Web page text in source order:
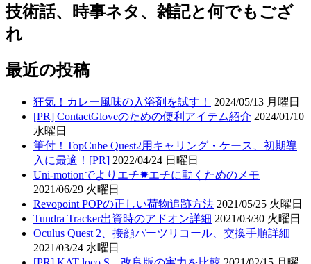
技術話、時事ネタ、雑記と何でもござ
れ
最近の投稿
狂気！カレー風味の入浴剤を試す！
2024/05/13 月曜日
[PR] ContactGloveのための便利アイテム紹介 2024/01/10
水曜日
筆付！TopCube Quest2用キャリング・ケース、初期導
入に最適！[PR] 2022/04/24 日曜日
Uni-motionでよりエチ✹エチに動くためのメモ
2021/06/29 火曜日
Revopoint POPの正しい荷物追跡方法 2021/05/25 火曜日
Tundra Tracker出資時のアドオン詳細 2021/03/30 火曜日
Oculus Quest 2、接顔パーツリコール、交換手順詳細
2021/03/24 水曜日